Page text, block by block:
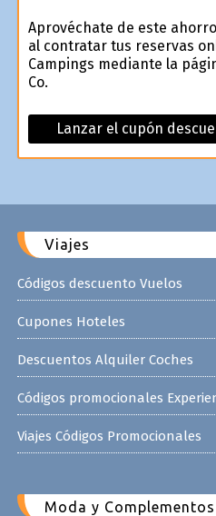
Aprovéchate de este
al contratar tus reservas
Campings mediante la
Co.
Lanzar el cupón
Viajes
Códigos descuento Vuelos
Cupones Hoteles
Descuentos Alquiler Coches
Códigos promocionales
Viajes Códigos Promocionales
Moda y Complementos